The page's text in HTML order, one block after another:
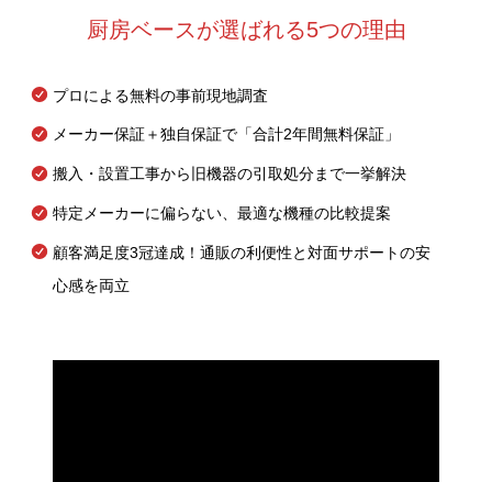
厨房ベースが選ばれる5つの理由
プロによる無料の事前現地調査
メーカー保証＋独自保証で「合計2年間無料保証」
搬入・設置工事から旧機器の引取処分まで一挙解決
特定メーカーに偏らない、最適な機種の比較提案
顧客満足度3冠達成！通販の利便性と対面サポートの安
心感を両立